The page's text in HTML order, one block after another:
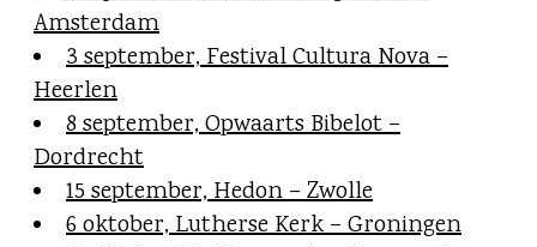
Amsterdam
3 september, Festival Cultura Nova –
Heerlen
8 september, Opwaarts Bibelot –
Dordrecht
15 september, Hedon – Zwolle
6 oktober, Lutherse Kerk – Groningen